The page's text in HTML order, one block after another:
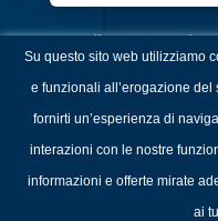
Italian Search
Looking
and
Funds in
Su questo sito web utilizziamo
e funzionali all’erogazione
fornirti un’esperienza di
interazioni con le nostre
informazioni e offerte mirate
ai